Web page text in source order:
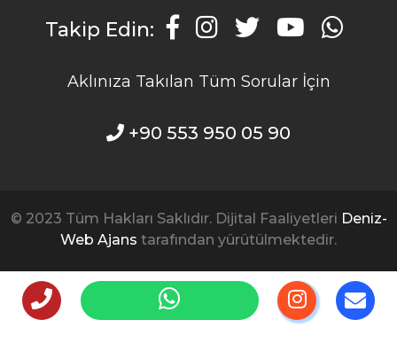
Takip Edin:
Aklınıza Takılan Tüm Sorular İçin
+90 553 950 05 90
© 2023 Tüm Hakları Saklıdır. Dijital Faaliyetleri Deniz-
Web Ajans tarafından yürütülmektedir.
Web Sitesi içeriği sadece bilgilendirme amaçlıdır, tanı
ve tedavi için mutlaka doktorunuza başvurunuz.